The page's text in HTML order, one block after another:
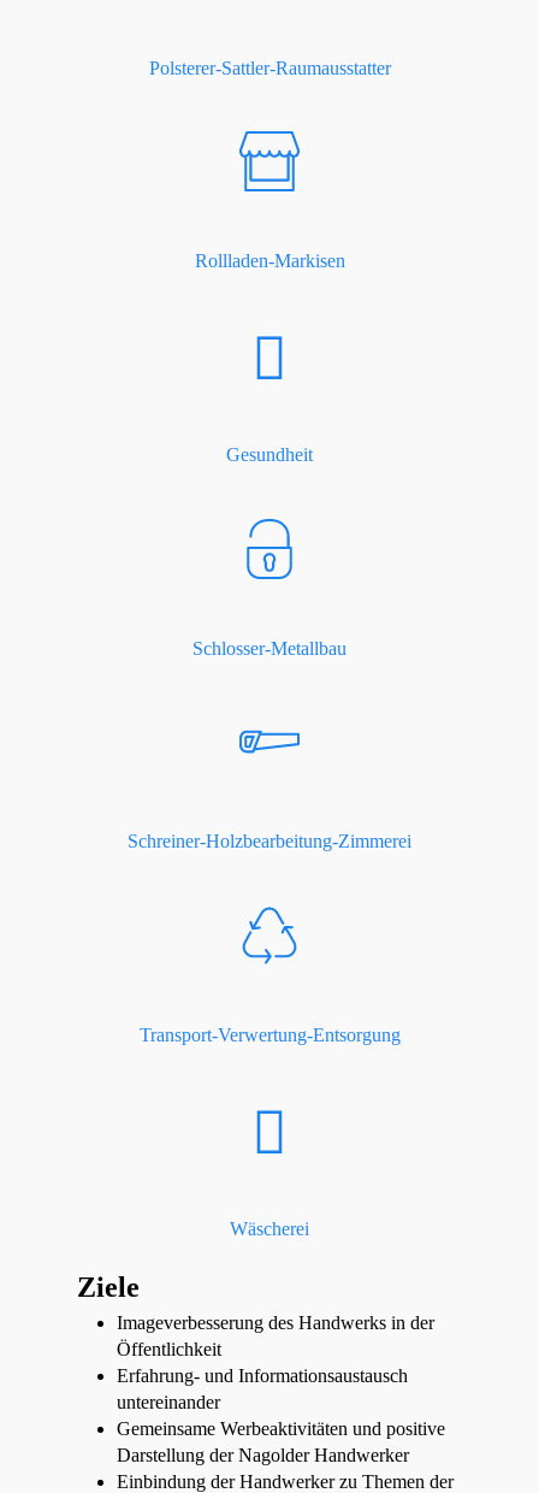
Polsterer-Sattler-Raumausstatter
Rollladen-Markisen
Gesundheit
Schlosser-Metallbau
Schreiner-Holzbearbeitung-Zimmerei
Transport-Verwertung-Entsorgung
Wäscherei
Ziele
Imageverbesserung des Handwerks in der
Öffentlichkeit
Erfahrung- und Informationsaustausch
untereinander
Gemeinsame Werbeaktivitäten und positive
Darstellung der Nagolder Handwerker
Einbindung der Handwerker zu Themen der